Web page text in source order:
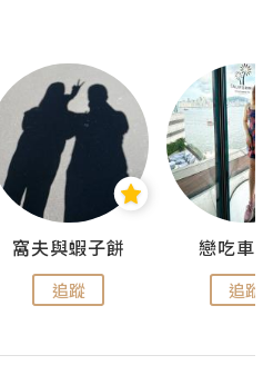
窩夫與蝦子餅
追蹤
戀吃車
追蹤